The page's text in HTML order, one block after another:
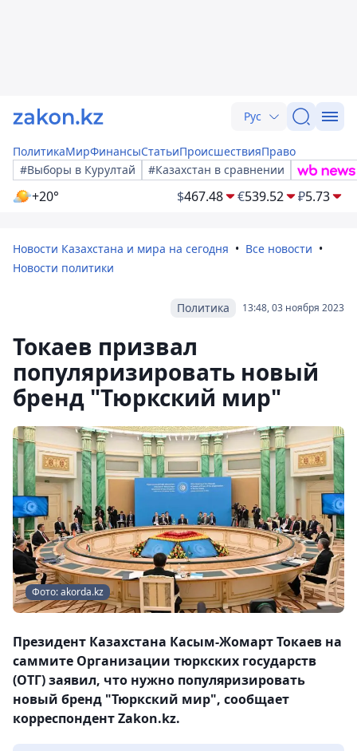
Рус
ПолитикаМирФинансыСтатьиПроисшествияПраво
#Выборы в Курултай
#Казахстан в сравнении
+20° $467.48 €539.52 ₽5.73
Новости Казахстана и мира на сегодня
Все новости
Новости политики
13:48, 03 ноября 2023
Политика
Токаев призвал
популяризировать новый
бренд "Тюркский мир"
Фото: akorda.kz
Президент Казахстана Касым-Жомарт Токаев на
саммите Организации тюркских государств
(ОТГ) заявил, что нужно популяризировать
новый бренд "Тюркский мир", сообщает
корреспондент Zakon.kz.